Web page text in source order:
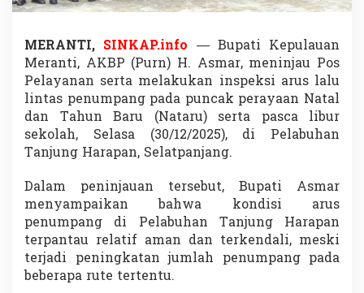
M
r
a
n
t
i
n
u
s
P
MERANTI, SINKAP.info — Bupati Kepulauan
Meranti, AKBP (Purn) H. Asmar, meninjau Pos
Pelayanan serta melakukan inspeksi arus lalu
lintas penumpang pada puncak perayaan Natal
dan Tahun Baru (Nataru) serta pasca libur
sekolah, Selasa (30/12/2025), di Pelabuhan
Tanjung Harapan, Selatpanjang.
Dalam peninjauan tersebut, Bupati Asmar
menyampaikan bahwa kondisi arus
penumpang di Pelabuhan Tanjung Harapan
terpantau relatif aman dan terkendali, meski
terjadi peningkatan jumlah penumpang pada
beberapa rute tertentu.